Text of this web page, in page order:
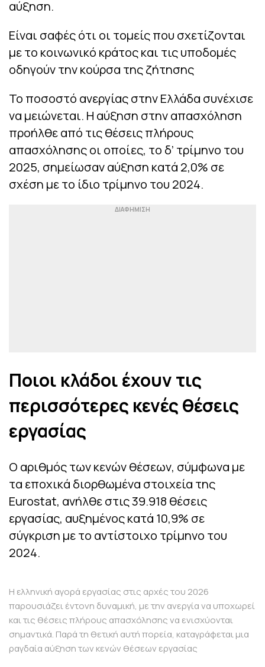
αύξηση.
Είναι σαφές ότι οι τομείς που σχετίζονται
με το κοινωνικό κράτος και τις υποδομές
οδηγούν την κούρσα της ζήτησης
Το ποσοστό ανεργίας στην Ελλάδα συνέχισε
να μειώνεται. Η αύξηση στην απασχόληση
προήλθε από τις θέσεις πλήρους
απασχόλησης οι οποίες, το δ’ τρίμηνο του
2025, σημείωσαν αύξηση κατά 2,0% σε
σχέση με το ίδιο τρίμηνο του 2024.
Ποιοι κλάδοι έχουν τις
περισσότερες κενές θέσεις
εργασίας
Ο αριθμός των κενών θέσεων, σύμφωνα με
τα εποχικά διορθωμένα στοιχεία της
Eurostat, ανήλθε στις 39.918 θέσεις
εργασίας, αυξημένος κατά 10,9% σε
σύγκριση με το αντίστοιχο τρίμηνο του
2024.
Η ελληνική αγορά εργασίας στις αρχές του 2026
παρουσιάζει έντονη δυναμική, με την ανεργία να υποχωρεί
και τις θέσεις πλήρους απασχόλησης να ενισχύονται
σημαντικά. Παρά τη θετική αυτή πορεία, καταγράφεται μια
ραγδαία αύξηση των κενών θέσεων εργασίας